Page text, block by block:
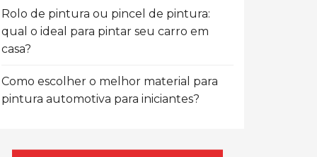
Rolo de pintura ou pincel de pintura:
qual o ideal para pintar seu carro em
casa?
Como escolher o melhor material para
pintura automotiva para iniciantes?